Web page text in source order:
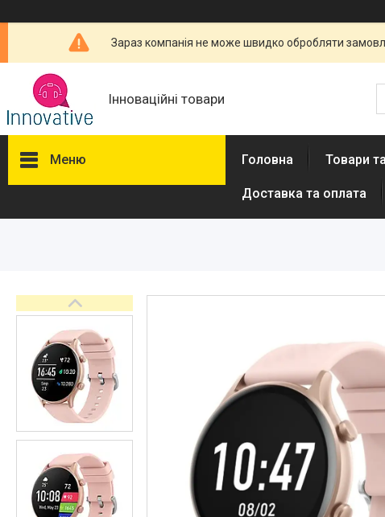
Зараз компанія не може швидко обробляти
Інноваційні товари
Меню
Доставка та оплата
Повернення та обмін
Головна Товари
Доставка та оплата